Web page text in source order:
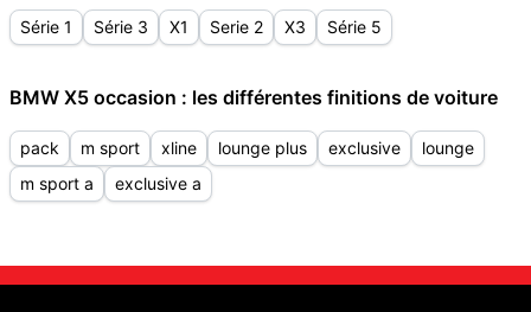
Série 1 Série 3 X1 Serie 2 X3 Série 5
BMW X5 occasion : les différentes finitions de voiture
pack m sport xline lounge plus exclusive
lounge
m sport a
exclusive a